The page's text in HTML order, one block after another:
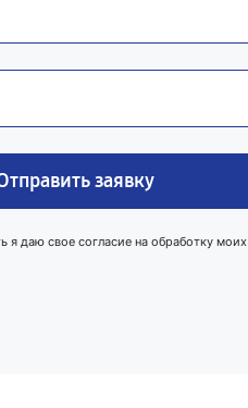
заявку
я даю свое согласие на обработку моих